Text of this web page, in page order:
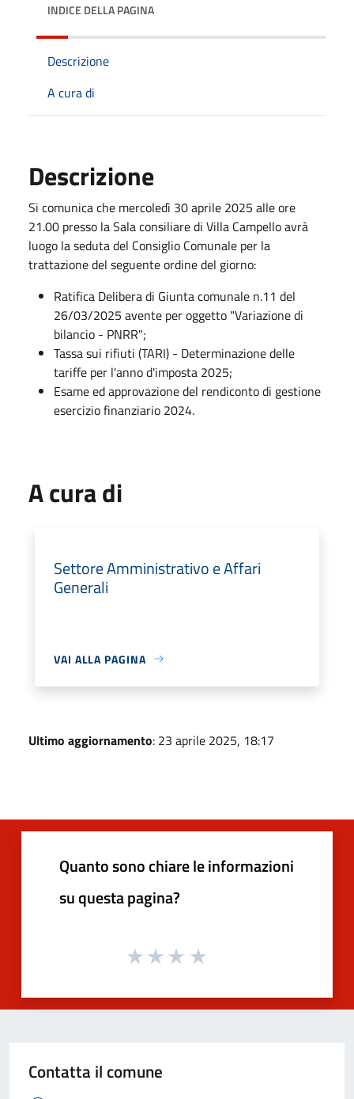
INDICE DELLA PAGINA
Descrizione
A cura di
Descrizione
Si comunica che mercoledì 30 aprile 2025 alle ore
21.00 presso la Sala consiliare di Villa Campello avrà
luogo la seduta del Consiglio Comunale per la
trattazione del seguente ordine del giorno:
Ratifica Delibera di Giunta comunale n.11 del
26/03/2025 avente per oggetto "Variazione di
bilancio - PNRR";
Tassa sui rifiuti (TARI) - Determinazione delle
tariffe per l'anno d'imposta 2025;
Esame ed approvazione del rendiconto di gestione
esercizio finanziario 2024.
A cura di
Settore Amministrativo e Affari
Generali
VAI ALLA PAGINA
Ultimo aggiornamento: 23 aprile 2025, 18:17
Quanto sono chiare le informazioni
su questa pagina?
Contatta il comune